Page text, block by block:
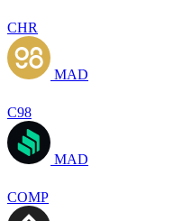
CHR
MAD
C98
MAD
COMP